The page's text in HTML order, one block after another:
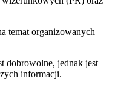
temat organizowanych
dobrowolne, jednak jest
informacji.